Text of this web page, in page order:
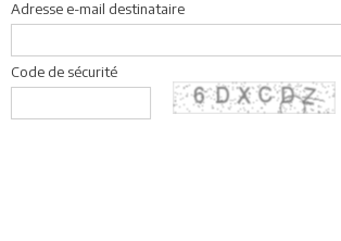
Adresse e-mail destinataire
Code de sécurité